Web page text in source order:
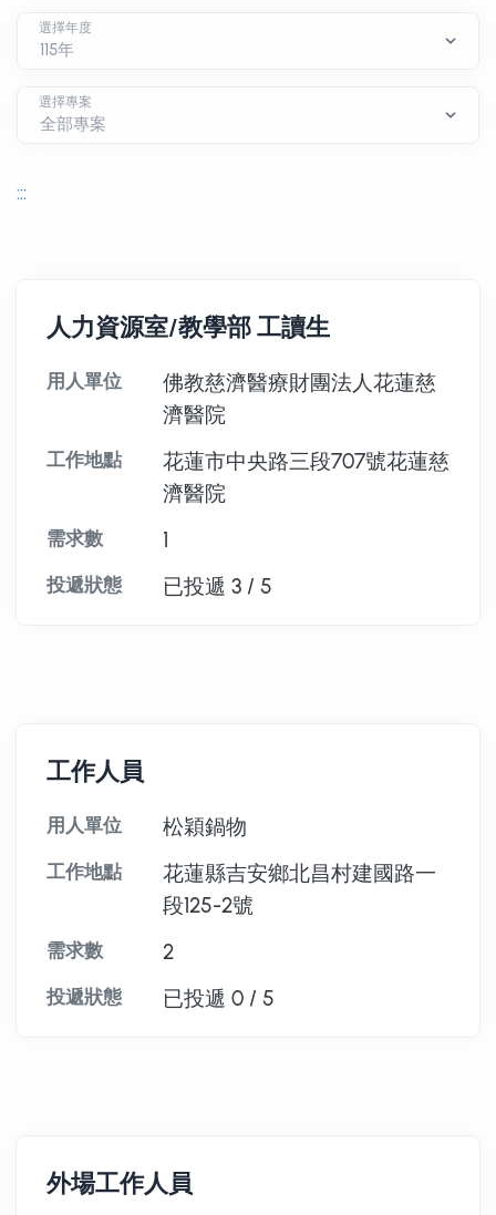
選擇年度
選擇專案
:::
人力資源室/教學部 工讀生
用人單位
佛教慈濟醫療財團法人花蓮慈
濟醫院
工作地點
花蓮市中央路三段707號花蓮慈
濟醫院
需求數 1
投遞狀態 已投遞 3 / 5
工作人員
用人單位 松穎鍋物
工作地點
花蓮縣吉安鄉北昌村建國路一
段125-2號
需求數 2
投遞狀態 已投遞 0 / 5
外場工作人員